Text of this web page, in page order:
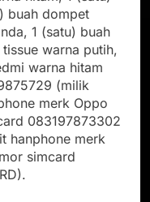
buah dompet
1 (satu) buah
warna putih,
warna hitam
(milik
merk Oppo
083197873302
hanphone merk
simcard